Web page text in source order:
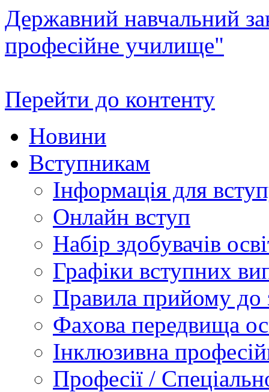
Державний навчальний
професійне училище"
Перейти до контенту
Новини
Вступникам
Інформація для
Онлайн вступ
Набір здобувачів
Графіки вступних
Правила прийому до
Фахова передвища
Інклюзивна
Професії /